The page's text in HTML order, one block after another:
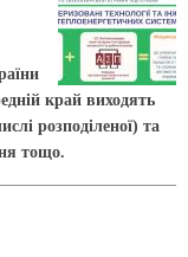
край виходять
розподіленої) та
тощо.